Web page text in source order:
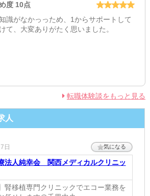
度 10点
識がなかっっため、1からサポートして
て、大変ありがたく思いました。
転職体験談をもっと見る
人
日 気になる
法人純幸会 関西メディカルクリニッ
腎移植専門クリニックでエコー業務を